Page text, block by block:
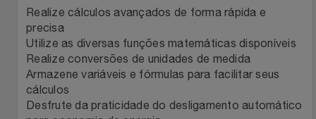
Perfume
Perfumes
Porto Brasil
Renner
Safe – Escola De Aviação
Realize cálculos avançados de forma rápida e
precisa
Utilize as diversas funções matemáticas disponíveis
Realize conversões de unidades de medida
Armazene variáveis e fórmulas para facilitar seus
cálculos
Desfrute da praticidade do desligamento automático